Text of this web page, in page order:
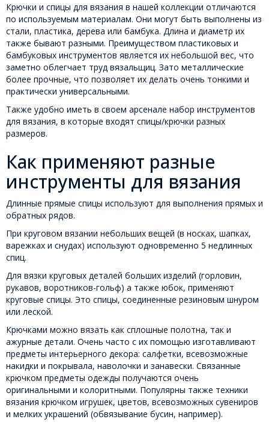
Крючки и спицы для вязания в нашей коллекции отличаются
по используемым материалам. Они могут быть выполнены из
стали, пластика, дерева или бамбука. Длина и диаметр их
также бывают разными. Преимуществом пластиковых и
бамбуковых инструментов является их небольшой вес, что
заметно облегчает труд вязальщиц. Зато металлические
более прочные, что позволяет их делать очень тонкими и
практически универсальными.
Также удобно иметь в своем арсенале набор инструментов
для вязания, в которые входят спицы/крючки разных
размеров.
Как применяют разные
инструменты для вязания
Длинные прямые спицы используют для выполнения прямых и
обратных рядов.
При круговом вязании небольших вещей (в носках, шапках,
варежках и снудах) используют одновременно 5 недлинных
спиц.
Для вязки круговых деталей больших изделий (горловин,
рукавов, воротников-гольф) а также юбок, применяют
круговые спицы. Это спицы, соединенные резиновым шнуром
или леской.
Крючками можно вязать как сплошные полотна, так и
ажурные детали. Очень часто с их помощью изготавливают
предметы интерьерного декора: салфетки, всевозможные
накидки и покрывала, наволочки и занавески. Связанные
крючком предметы одежды получаются очень
оригинальными и колоритными. Популярны также техники
вязания крючком игрушек, цветов, всевозможных сувениров
и мелких украшений (обвязывание бусин, например).